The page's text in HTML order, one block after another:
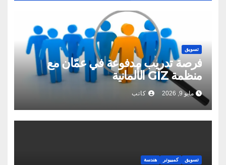
تسويق
فرصة تدريب مدفوعة في عمّان مع
منظمة GIZ الألمانية
مايو 9, 2026 كاتب
تسويق كمبيوتر هندسة